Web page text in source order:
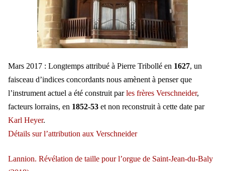
Mars 2017 : Longtemps attribué à Pierre Tribollé en 1627, un
faisceau d’indices concordants nous amènent à penser que
l’instrument actuel a été construit parles frères Verschneider,
facteurs lorrains, en 1852-53 et non reconstruit à cette date par
Karl Heyer.
Détails sur l’attribution aux Verschneider
Lannion. Révélation de taille pour l’orgue de Saint-Jean-du-Baly